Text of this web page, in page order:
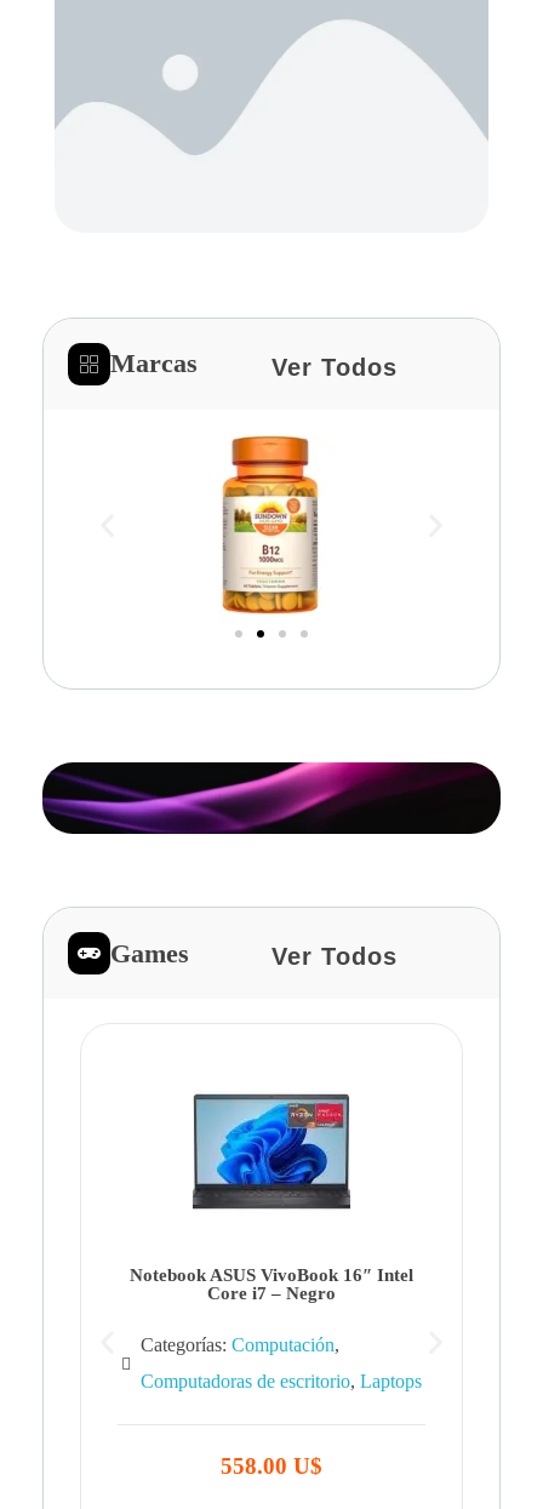
Marcas Ver Todos
Games Ver Todos
Notebook ASUS VivoBook 16″ Intel
Core i7 – Negro
Categorías: Computación,
Computadoras de escritorio, Laptops
558.00 U$